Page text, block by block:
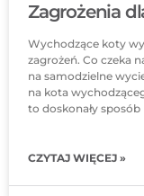
Zagrożenia
Wychodzące koty
zagrożeń. Co czeka
na samodzielne
na kota
to doskonały
CZYTAJ WIĘCEJ »